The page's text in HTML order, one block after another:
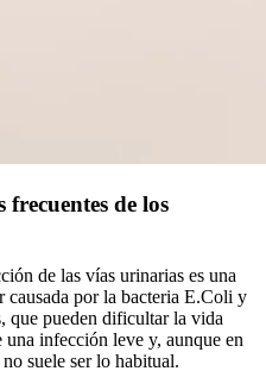
de los
de las vías urinarias es una
causada por la bacteria E.Coli y
que pueden dificultar la vida
infección leve y, aunque en
suele ser lo habitual.